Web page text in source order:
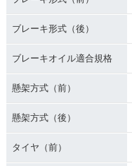
ブレーキ形式（後）
ブレーキオイル適合規格
懸架方式（前）
懸架方式（後）
タイヤ（前）